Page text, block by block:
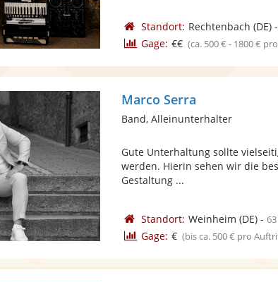
Standort: Rechtenbach (DE)-
Gage: €€ (ca. 500 € - 1800 €
Marco Serra
Band, Alleinunterhalter
Gute Unterhaltung sollte
werden. Hierin sehen wir die
Gestaltung ...
Standort: Weinheim (DE)-
Gage: € (bis ca. 500 € pro